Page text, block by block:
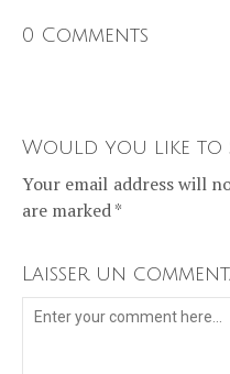
0 Comments
Would you like to
Your email address will
are marked *
Laisser un